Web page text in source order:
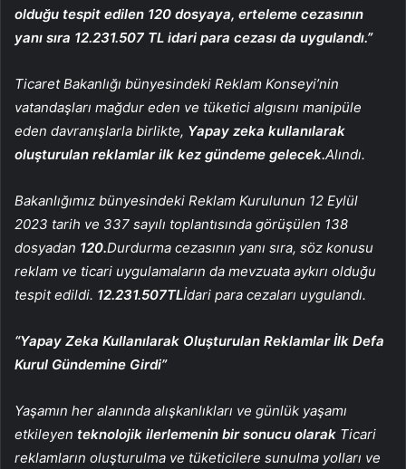
olduğu tespit edilen 120 dosyaya, erteleme cezasının
yanı sıra 12.231.507 TL idari para cezası da uygulandı.”
Ticaret Bakanlığı bünyesindeki Reklam Konseyi’nin
vatandaşları mağdur eden ve tüketici algısını manipüle
eden davranışlarla birlikte, Yapay zeka kullanılarak
oluşturulan reklamlar ilk kez gündeme gelecek.Alındı.
Bakanlığımız bünyesindeki Reklam Kurulunun 12 Eylül
2023 tarih ve 337 sayılı toplantısında görüşülen 138
dosyadan 120.Durdurma cezasının yanı sıra, söz konusu
reklam ve ticari uygulamaların da mevzuata aykırı olduğu
tespit edildi. 12.231.507TLİdari para cezaları uygulandı.
“Yapay Zeka Kullanılarak Oluşturulan Reklamlar İlk Defa
Kurul Gündemine Girdi”
Yaşamın her alanında alışkanlıkları ve günlük yaşamı
etkileyen teknolojik ilerlemenin bir sonucu olarak Ticari
reklamların oluşturulma ve tüketicilere sunulma yolları ve